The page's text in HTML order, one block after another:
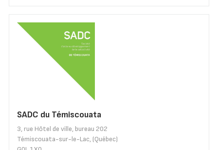
SADC du Témiscouata
3, rue Hôtel de ville, bureau 202
Témiscouata-sur-le-Lac, (Québec)